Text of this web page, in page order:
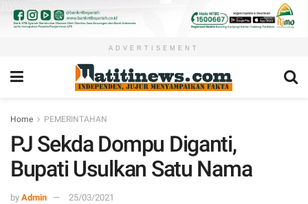
ADVERTISEMENT
Home PEMERINTAHAN
PJ Sekda Dompu Diganti,
Bupati Usulkan Satu Nama
by Admin 25/03/2021